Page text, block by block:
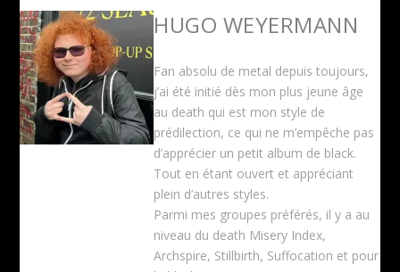
HUGO WEYERMANN
Fan absolu de metal depuis toujours,
j’ai été initié dès mon plus jeune âge
au death qui est mon style de
prédilection, ce qui ne m’empêche pas
d’apprécier un petit album de black.
Tout en étant ouvert et appréciant
plein d’autres styles.
Parmi mes groupes préférés, il y a au
niveau du death Misery Index,
Archspire, Stillbirth, Suffocation et pour